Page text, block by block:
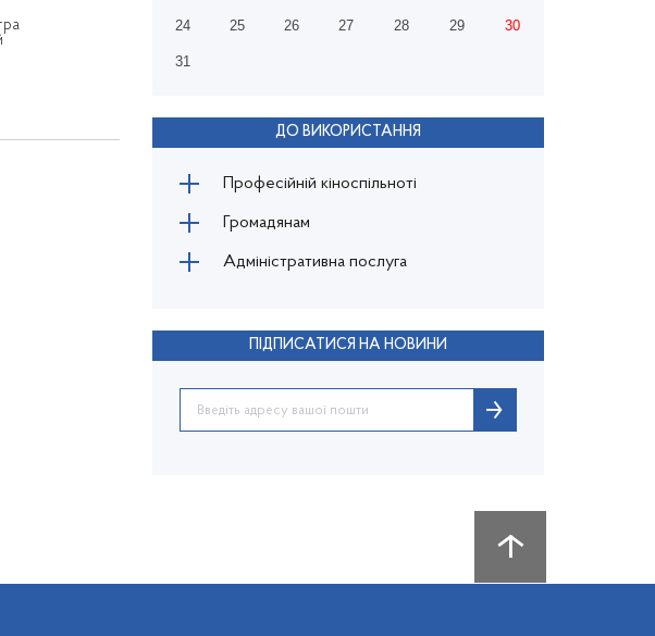
24 25 26 27 28 29 30
31
ДО ВИКОРИСТАННЯ
Професійній кіноспільноті
Громадянам
Адміністративна послуга
ПІДПИСАТИСЯ НА НОВИНИ